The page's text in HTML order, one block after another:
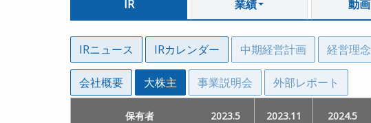
IR 業績 動画
IRニュース IRカレンダー 中期経営計画 経営理念
会社概要 大株主 事業説明会 外部レポート
保有者 2014.11 2015.5 2015.11
2022.11 2023.5 2023.11 2024.5
保有者 2014.11 2015.5 2015.11
2022.11 2023.5 2023.11 2024.5